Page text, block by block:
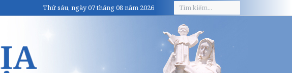
Thứ sáu, ngày 07 tháng 08 năm 2026